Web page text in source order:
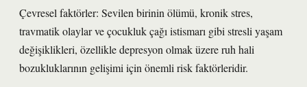
Çevresel faktörler: Sevilen birinin ölümü, kronik stres,
travmatik olaylar ve çocukluk çağı istismarı gibi stresli yaşam
değişiklikleri, özellikle depresyon olmak üzere ruh hali
bozukluklarının gelişimi için önemli risk faktörleridir.